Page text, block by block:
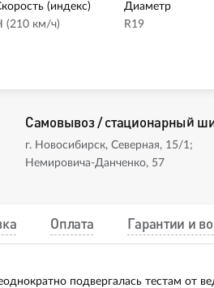
(индекс)
(210 км/ч)
Диаметр
R19
Самовывоз / стационарный
г. Новосибирск, Северная, 15/1;
Немировича-Данченко, 57
Оплата Гарантии и
подвергалась тестам от